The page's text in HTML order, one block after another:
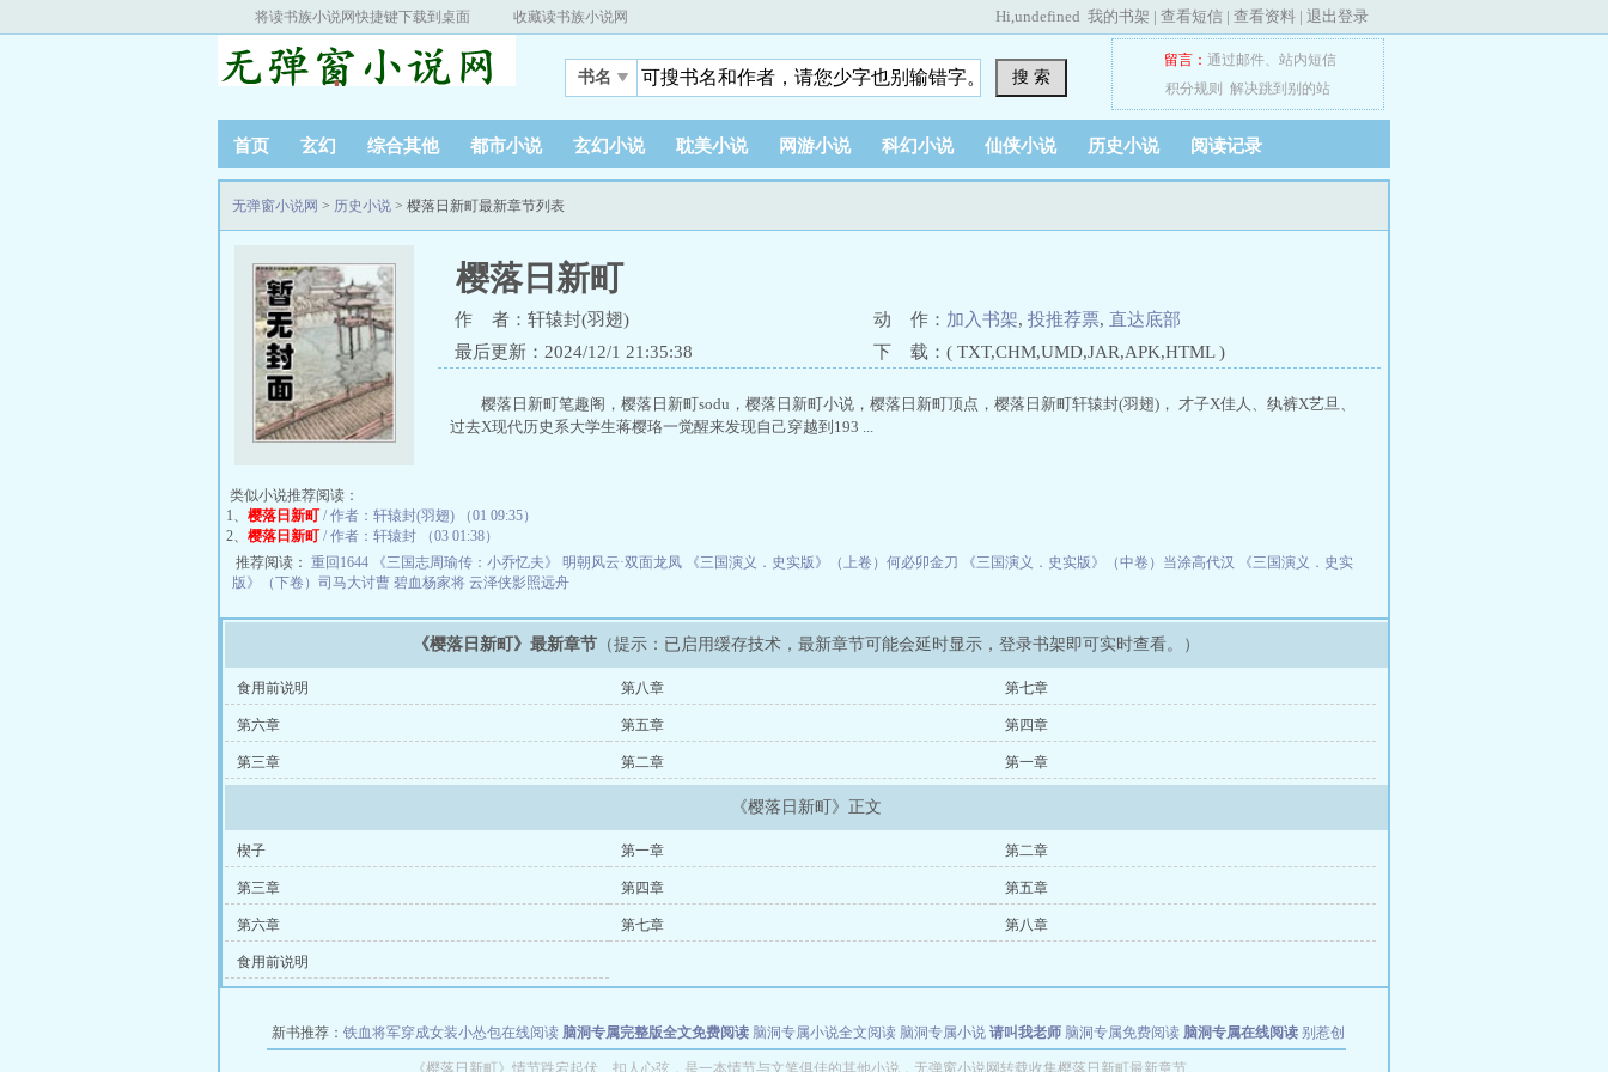
将读书族小说网快捷键下载到桌面 收藏读书族小说网 Hi,undefined 我的书架 | 查看短信 | 查看资料 | 退出登录
书名 搜 索
留言： 通过邮件、 站内短信
积分规则
解决跳到别的站
首页 玄幻 综合其他 都市小说 玄幻小说 耽美小说 网游小说 科幻小说 仙侠小说 历史小说 阅读记录
无弹窗小说网 > 历史小说 > 樱落日新町最新章节列表
樱落日新町
作 者：轩辕封(羽翅) 动 作： 加入书架, 投推荐票, 直达底部
最后更新：2024/12/1 21:35:38
下 载：( TXT,CHM,UMD,JAR,APK,HTML )
樱落日新町笔趣阁，樱落日新町sodu，樱落日新町小说，樱落日新町顶点，樱落日新町轩辕封(羽翅)， 才子X佳人、纨裤X艺旦、
过去X现代历史系大学生蒋樱珞一觉醒来发现自己穿越到193 ...
类似小说推荐阅读：
1、 樱落日新町 / 作者：轩辕封(羽翅) （01 09:35）
2、 樱落日新町 / 作者：轩辕封 （03 01:38）
推荐阅读： 重回1644 《三国志周瑜传：小乔忆夫》 明朝风云·双面龙凤 《三国演义．史实版》（上卷）何必卯金刀 《三国演义．史实版》（中卷）当涂高代汉
《三国演义．史实
版》（下卷）司马大讨曹 碧血杨家将 云泽侠影照远舟
《樱落日新町》最新章节 （提示：已启用缓存技术，最新章节可能会延时显示，登录书架即可实时查看。）
食用前说明 第八章 第七章
第六章 第五章 第四章
第三章 第二章 第一章
《樱落日新町》正文
楔子 第一章 第二章
第三章 第四章 第五章
第六章 第七章 第八章
食用前说明
新书推荐： 铁血将军穿成女装小怂包在线阅读 脑洞专属完整版全文免费阅读 脑洞专属小说全文阅读 脑洞专属小说 请叫我老师 脑洞专属免费阅读 脑洞专属在线阅读 别惹创
世者 穿书第一天就结婚小说全文阅读
《樱落日新町》情节跌宕起伏、扣人心弦，是一本情节与文笔俱佳的其他小说，无弹窗小说网转载收集樱落日新町最新章节。